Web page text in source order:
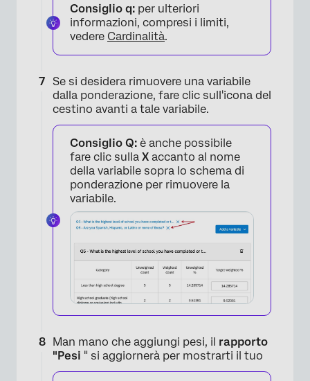
×
×
Consiglio q: per ulteriori
informazioni, compresi i limiti,
vedere Cardinalità.
Se si desidera rimuovere una variabile
dalla ponderazione, fare clic sull'icona del
cestino avanti a tale variabile.
Consiglio Q: è anche possibile
fare clic sulla X accanto al nome
della variabile sopra lo schema di
ponderazione per rimuovere la
variabile.
Man mano che aggiungi pesi, il rapporto
"Pesi " si aggiornerà per mostrarti il tuo